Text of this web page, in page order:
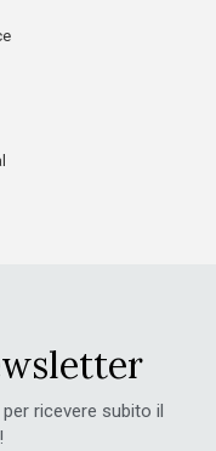
ricevere subito il